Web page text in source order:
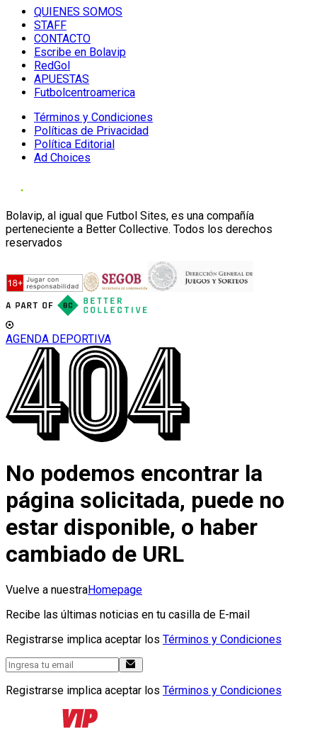
QUIENES SOMOS
STAFF
CONTACTO
Escribe en Bolavip
RedGol
APUESTAS
Futbolcentroamerica
Términos y Condiciones
Políticas de Privacidad
Política Editorial
Ad Choices
Bolavip, al igual que Futbol Sites, es una compañía
perteneciente a Better Collective. Todos los derechos
reservados
AGENDA DEPORTIVA
No podemos encontrar la
página solicitada, puede no
estar disponible, o haber
cambiado de URL
Vuelve a nuestraHomepage
Recibe las últimas noticias en tu casilla de E-mail
Registrarse implica aceptar los Términos y Condiciones
Registrarse implica aceptar los Términos y Condiciones